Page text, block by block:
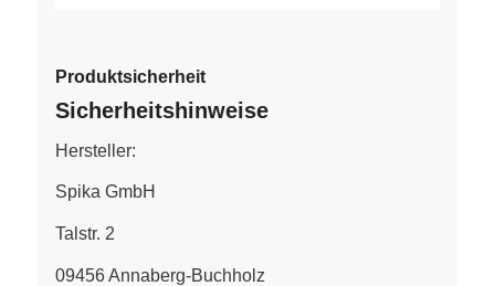
Produktsicherheit
Sicherheitshinweise
Hersteller:
Spika GmbH
Talstr. 2
09456 Annaberg-Buchholz